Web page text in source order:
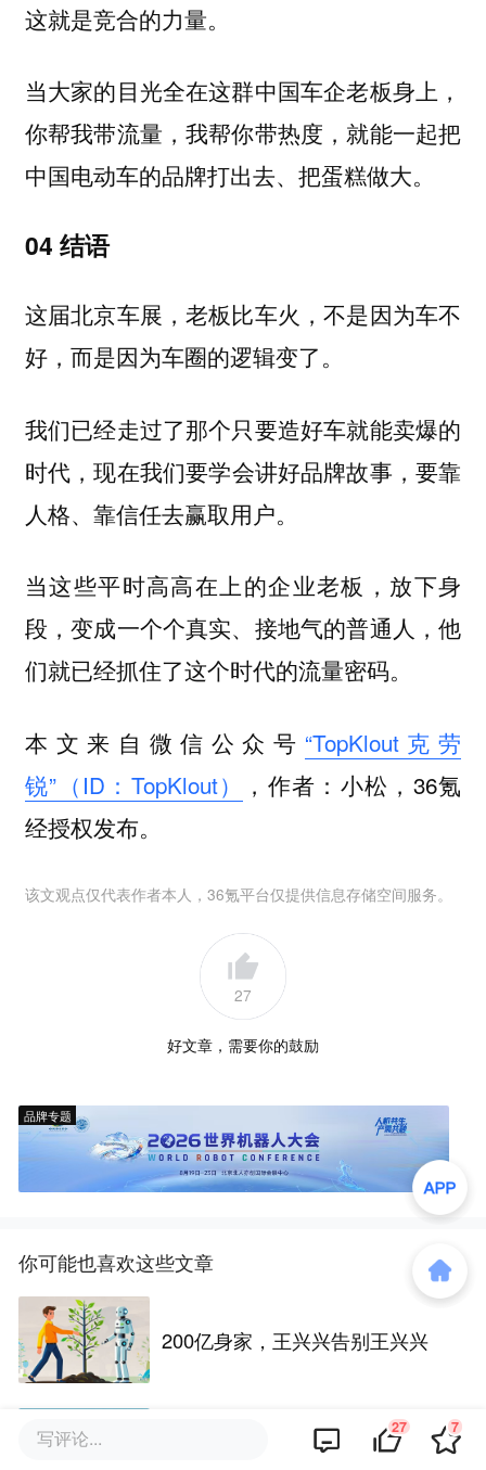
这就是竞合的力量。
当大家的目光全在这群中国车企老板身上，
你帮我带流量，我帮你带热度，就能一起把
中国电动车的品牌打出去、把蛋糕做大。
04 结语
这届北京车展，老板比车火，不是因为车不
好，而是因为车圈的逻辑变了。
我们已经走过了那个只要造好车就能卖爆的
时代，现在我们要学会讲好品牌故事，要靠
人格、靠信任去赢取用户。
当这些平时高高在上的企业老板，放下身
段，变成一个个真实、接地气的普通人，他
们就已经抓住了这个时代的流量密码。
本文来自微信公众号 “TopKlout克劳
锐”（ID：TopKlout）
，作者：小松，36氪
经授权发布。
该文观点仅代表作者本人，36氪平台仅提供信息存储空间服务。
27
好文章，需要你的鼓励
品牌专题
你可能也喜欢这些文章
200亿身家，王兴兴告别王兴兴
宇树王兴兴身家已超180亿，一批
写评论... 27 7